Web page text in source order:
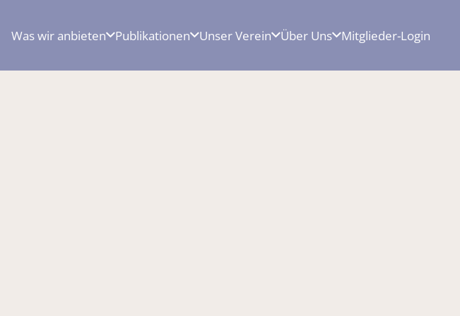
Was wir anbieten Publikationen Unser Verein Über Uns Mitglieder-Login